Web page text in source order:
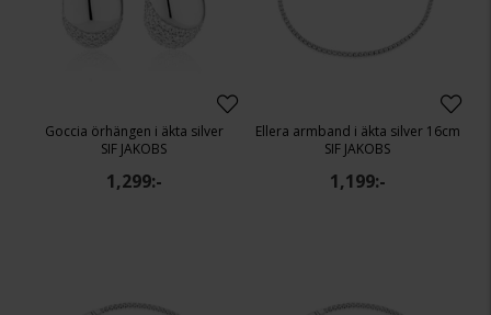
Goccia örhängen i äkta silver
SIF JAKOBS
1,299:-
Ellera armband i äkta silver 16cm
SIF JAKOBS
1,199:-